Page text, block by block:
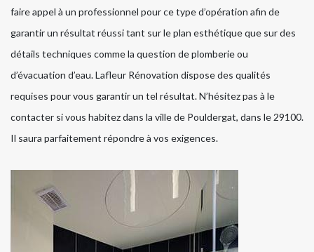
faire appel à un professionnel pour ce type d’opération afin de
garantir un résultat réussi tant sur le plan esthétique que sur des
détails techniques comme la question de plomberie ou
d’évacuation d’eau. Lafleur Rénovation dispose des qualités
requises pour vous garantir un tel résultat. N’hésitez pas à le
contacter si vous habitez dans la ville de Pouldergat, dans le 29100.
Il saura parfaitement répondre à vos exigences.